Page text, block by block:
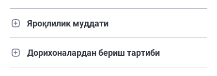
Яроқлилик муддати
Дорихоналардан бериш тартиби